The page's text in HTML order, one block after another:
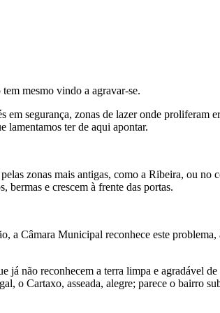
mesmo vindo a agravar-se.
segurança, zonas de lazer onde proliferam
lamentamos ter de aqui apontar.
zonas mais antigas, como a Ribeira, ou
bermas e crescem à frente das portas.
a Câmara Municipal reconhece este
não reconhecem a terra limpa e agradável
o Cartaxo, asseada, alegre; parece o bairro